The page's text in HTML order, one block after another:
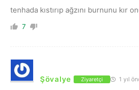
tenhada kıstırıp ağzını burnunu kır
7
Şövalye Ziyaretçi 1 yıl